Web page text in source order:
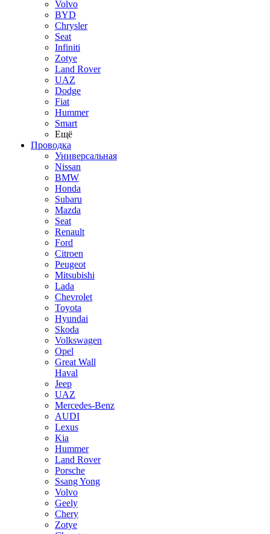
Volvo
BYD
Chrysler
Seat
Infiniti
Zotye
Land Rover
UAZ
Dodge
Fiat
Hummer
Smart
Ещё
Проводка
Универсальная
Nissan
BMW
Honda
Subaru
Mazda
Seat
Renault
Ford
Citroen
Peugeot
Mitsubishi
Lada
Chevrolet
Toyota
Hyundai
Skoda
Volkswagen
Opel
Great Wall
Haval
Jeep
UAZ
Mercedes-Benz
AUDI
Lexus
Kia
Hummer
Land Rover
Porsche
Ssang Yong
Volvo
Geely
Chery
Zotye